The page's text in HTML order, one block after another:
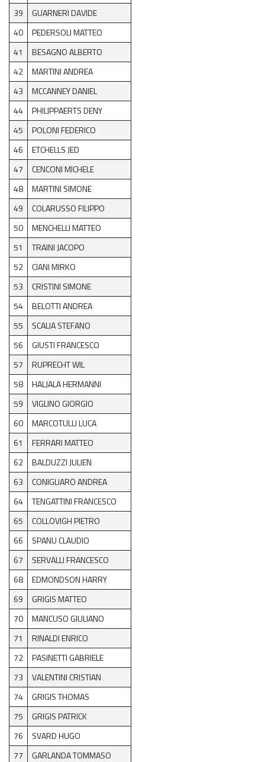
39
GUARNERI DAVIDE
40
PEDERSOLI MATTEO
41
BESAGNO ALBERTO
42
MARTINI ANDREA
43
MCCANNEY DANIEL
44
PHILIPPAERTS DENY
45
POLONI FEDERICO
46
ETCHELLS JED
47
CENCONI MICHELE
48
MARTINI SIMONE
49
COLARUSSO FILIPPO
50
MENCHELLI MATTEO
51
TRAINI JACOPO
52
CIANI MIRKO
53
CRISTINI SIMONE
54
BELOTTI ANDREA
55
SCALIA STEFANO
56
GIUSTI FRANCESCO
57
RUPRECHT WIL
58
HALJALA HERMANNI
59
VIGLINO GIORGIO
60
MARCOTULLI LUCA
61
FERRARI MATTEO
62
BALDUZZI JULIEN
63
CONIGLIARO ANDREA
64
TENGATTINI FRANCESCO
65
COLLOVIGH PIETRO
66
SPANU CLAUDIO
67
SERVALLI FRANCESCO
68
EDMONDSON HARRY
69
GRIGIS MATTEO
70
MANCUSO GIULIANO
71
RINALDI ENRICO
72
PASINETTI GABRIELE
73
VALENTINI CRISTIAN
74
GRIGIS THOMAS
75
GRIGIS PATRICK
76
SVARD HUGO
77
GARLANDA TOMMASO